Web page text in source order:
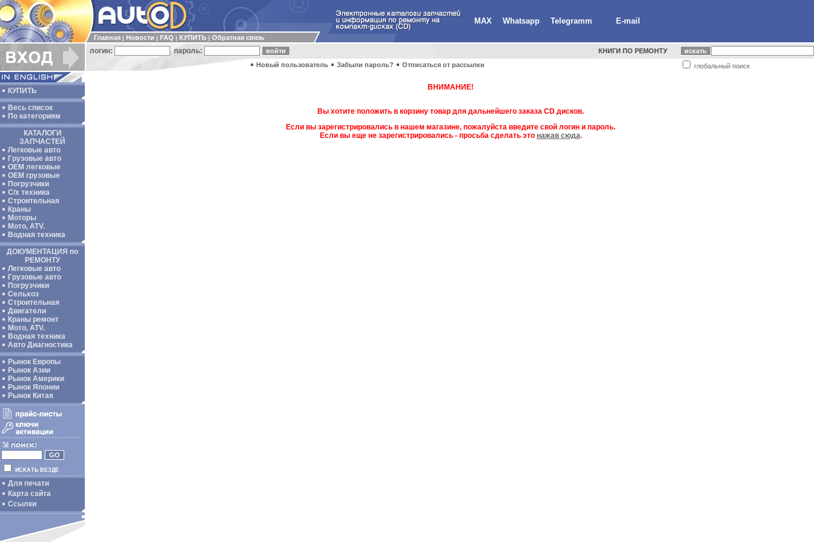
MAX Whatsapp Telegramm E-mail
Главная Новости FAQ КУПИТЬ Обратная связь
логин: пароль: КНИГИ ПО РЕМОНТУ
глобальный поиск
Новый пользователь Забыли пароль? Отписаться от рассылки
КУПИТЬ
Весь список
По категориям
КАТАЛОГИ
ЗАПЧАСТЕЙ
Легковые авто
Грузовые авто
ОЕМ легковые
OEM грузовые
Погрузчики
С/х техника
Строительная
Краны
Моторы
Мото, ATV.
Водная техника
ДОКУМЕНТАЦИЯ по
РЕМОНТУ
Легковые авто
Грузовые авто
Погрузчики
Сельхоз
Строительная
Двигатели
Краны ремонт
Мото, ATV.
Водная техника
Авто Диагностика
Рынок Европы
Рынок Азии
Рынок Америки
Рынок Японии
Рынок Китая
ИСКАТЬ ВЕЗДЕ
Для печати
Карта сайта
Ссылки
ВНИМАНИЕ!
Вы хотите положить в корзину товар для дальнейшего заказа CD дисков.
Если вы зарегистрировались в нашем магазине, пожалуйста введите свой логин и пароль.
Если вы еще не зарегистрировались - просьба сделать это нажав сюда.